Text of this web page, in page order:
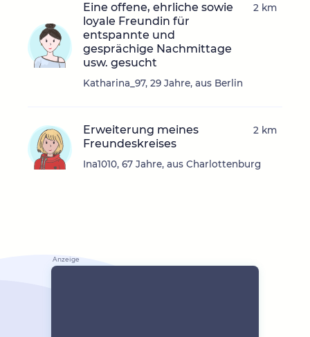
Eine offene, ehrliche sowie
loyale Freundin für
entspannte und
gesprächige Nachmittage
usw. gesucht
Katharina_97, 29 Jahre, aus Berlin
2 km
Erweiterung meines
Freundeskreises
Ina1010, 67 Jahre, aus Charlottenburg
2 km